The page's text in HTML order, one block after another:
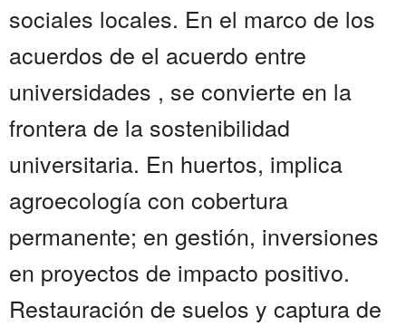
sociales locales. En el marco de los
acuerdos de el acuerdo entre
universidades , se convierte en la
frontera de la sostenibilidad
universitaria. En huertos, implica
agroecología con cobertura
permanente; en gestión, inversiones
en proyectos de impacto positivo.
Restauración de suelos y captura de